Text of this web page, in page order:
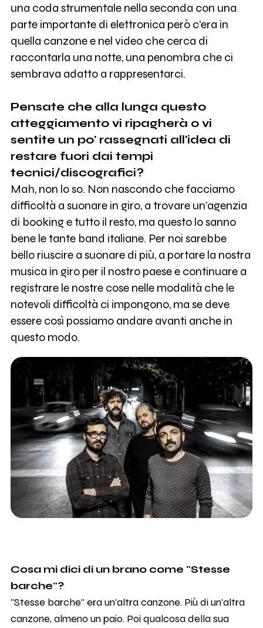
una coda strumentale nella seconda con una
parte importante di elettronica però c'era in
quella canzone e nel video che cerca di
raccontarla una notte, una penombra che ci
sembrava adatto a rappresentarci.
Pensate che alla lunga questo
atteggiamento vi ripagherà o vi
sentite un po' rassegnati all'idea di
restare fuori dai tempi
tecnici/discografici?
Mah, non lo so. Non nascondo che facciamo
difficoltà a suonare in giro, a trovare un'agenzia
di booking e tutto il resto, ma questo lo sanno
bene le tante band italiane. Per noi sarebbe
bello riuscire a suonare di più, a portare la nostra
musica in giro per il nostro paese e continuare a
registrare le nostre cose nelle modalità che le
notevoli difficoltà ci impongono, ma se deve
essere così possiamo andare avanti anche in
questo modo.
Cosa mi dici di un brano come "Stesse
barche"?
"Stesse barche" era un'altra canzone. Più di un'altra
canzone, almeno un paio. Poi qualcosa della sua